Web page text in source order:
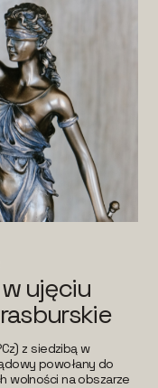
ujęciu
z siedzibą w
powołany do
wolności na obszarze